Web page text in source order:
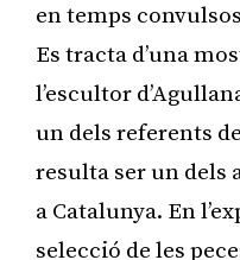
en temps
Es tracta d’una
l’escultor
un dels referents
resulta ser un dels
a Catalunya. En
selecció de les